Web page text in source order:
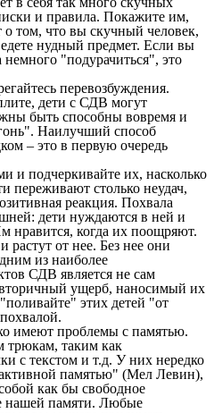
и правила. Покажите им,
о том, что вы скучный человек,
нудный предмет. Если вы
немного "подурачиться", это
перевозбуждения.
дети с СДВ могут
быть способны вовремя и
Наилучший способ
– это в первую очередь
и подчеркивайте их, насколько
переживают столько неудач,
реакция. Похвала
дети нуждаются в ней и
нравится, когда их поощряют.
от нее. Без нее они
из наиболее
СДВ является не сам
ущерб, наносимый их
этих детей "от
имеют проблемы с памятью.
трюкам, таким как
с текстом и т.д. У них нередко
памятью" (Мел Левин),
как бы свободное
нашей памяти. Любые